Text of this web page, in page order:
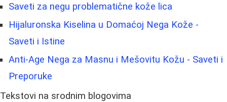
Saveti za negu problematične kože lica
Hijaluronska Kiselina u Domaćoj Nega Kože -
Saveti i Istine
Anti-Age Nega za Masnu i Mešovitu Kožu - Saveti i
Preporuke
Tekstovi na srodnim blogovima